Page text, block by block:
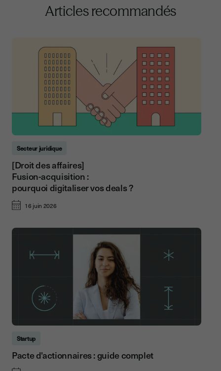
Articles recommandés
Secteur juridique
[Droit des affaires]
Fusion-acquisition :
pourquoi digitaliser vos deals ?
16 juin 2026
Startup
Pacte d'actionnaires : guide complet